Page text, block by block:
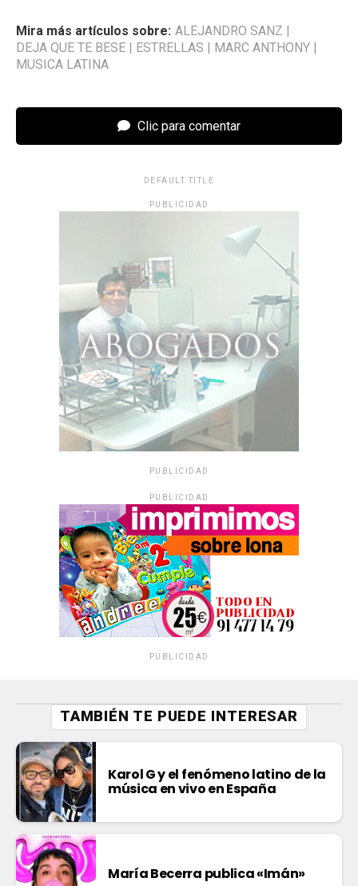
Mira más artículos sobre: ALEJANDRO SANZ
DEJA QUE TE BESE
ESTRELLAS MARC ANTHONY
MUSICA LATINA
Clic para comentar
DEFAULT TITLE
PUBLICIDAD
PUBLICIDAD
PUBLICIDAD
PUBLICIDAD
TAMBIÉN TE PUEDE INTERESAR
Karol G y el fenómeno latino de la
música en vivo en España
María Becerra publica «Imán»